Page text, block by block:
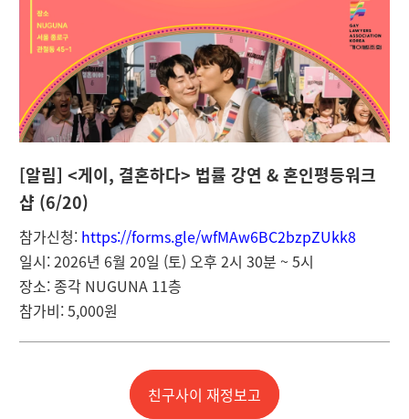
[알림] <게이, 결혼하다> 법률 강연 & 혼인평등워크
샵 (6/20)
참가신청: https://forms.gle/wfMAw6BC2bzpZUkk8
일시: 2026년 6월 20일 (토) 오후 2시 30분 ~ 5시
장소: 종각 NUGUNA 11층
참가비: 5,000원
친구사이 재정보고